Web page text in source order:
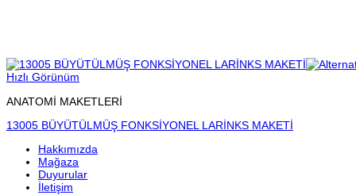
Hızlı Görünüm
ANATOMİ MAKETLERİ
13005 BÜYÜTÜLMÜŞ FONKSİYONEL LARİNKS MAKETİ
Hakkımızda
Mağaza
Duyurular
İletişim